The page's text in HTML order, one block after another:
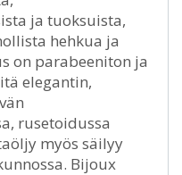
ja tuoksuista,
hehkua ja
on parabeeniton ja
elegantin,
rusetoidussa
myös säilyy
Bijoux